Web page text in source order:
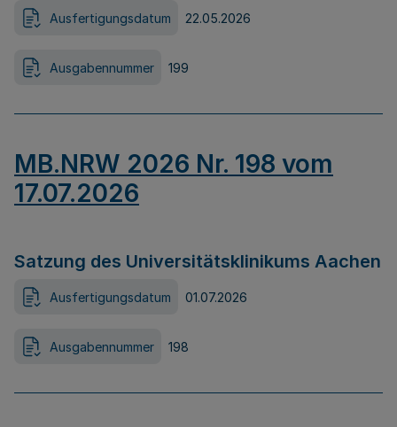
Ausfertigungsdatum 22.05.2026
Ausgabennummer 199
MB.NRW 2026 Nr. 198 vom
17.07.2026
Satzung des Universitätsklinikums Aachen
Ausfertigungsdatum 01.07.2026
Ausgabennummer 198